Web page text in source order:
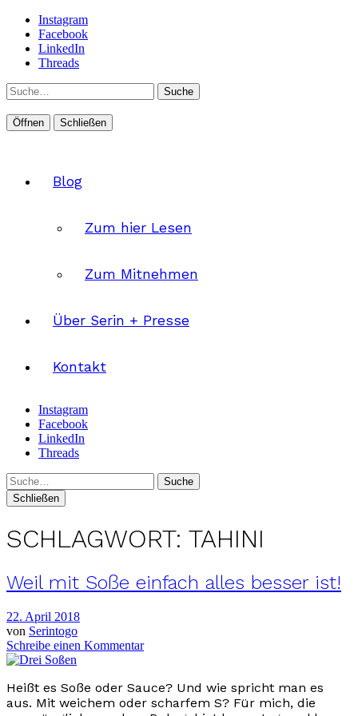
Instagram
Facebook
LinkedIn
Threads
Suche
Öffnen Schließen
Blog
Zum hier Lesen
Zum Mitnehmen
Über Serin + Presse
Kontakt
Instagram
Facebook
LinkedIn
Threads
Suche
Schließen
SCHLAGWORT: TAHINI
Weil mit Soße einfach alles besser ist!
22. April 2018
von Serintogo
Schreibe einen Kommentar
Heißt es Soße oder Sauce? Und wie spricht man es
aus. Mit weichem oder scharfem S? Für mich, die